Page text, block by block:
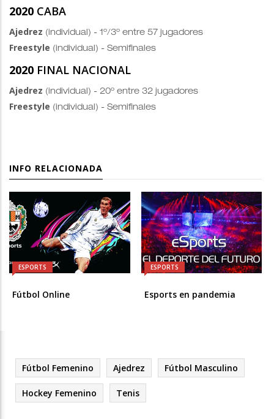
2020 CABA
Ajedrez (individual) - 1º/3º entre 57 jugadores
Freestyle (individual) - Semifinales
2020 FINAL NACIONAL
Ajedrez (individual) - 20º entre 32 jugadores
Freestyle (individual) - Semifinales
INFO RELACIONADA
ESPORTS
Fútbol Online
ESPORTS
Esports en pandemia
Fútbol Femenino Ajedrez Fútbol Masculino
Hockey Femenino Tenis